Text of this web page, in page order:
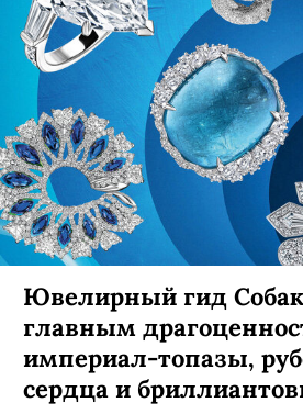
Ювелирный гид
главным
империал-топазы,
сердца и